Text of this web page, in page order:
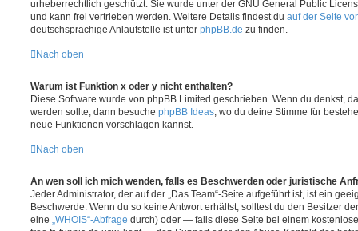
urheberrechtlich geschützt. Sie wurde unter der GNU General Public
und kann frei vertrieben werden. Weitere Details findest du auf der Seite
deutschsprachige Anlaufstelle ist unter phpBB.de zu finden.
Nach oben
Warum ist Funktion x oder y nicht enthalten?
Diese Software wurde von phpBB Limited geschrieben. Wenn du denkst,
werden sollte, dann besuche phpBB Ideas , wo du deine Stimme für
neue Funktionen vorschlagen kannst.
Nach oben
An wen soll ich mich wenden, falls es Beschwerden oder juristische
Jeder Administrator, der auf der „Das Team“-Seite aufgeführt ist, ist ein
Beschwerde. Wenn du so keine Antwort erhältst, solltest du den Besitzer
eine „WHOIS“-Abfrage durch) oder — falls diese Seite bei einem